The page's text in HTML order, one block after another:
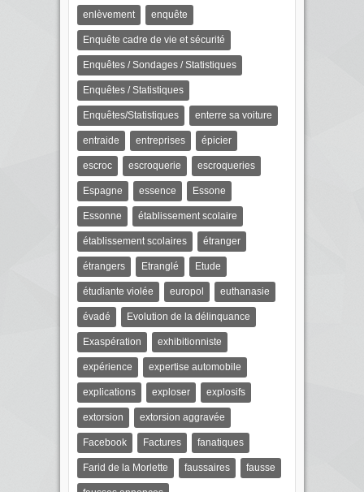
enlèvement enquête
Enquête cadre de vie et sécurité
Enquêtes / Sondages / Statistiques
Enquêtes / Statistiques
Enquêtes/Statistiques enterre sa voiture
entraide entreprises épicier
escroc escroquerie escroqueries
Espagne essence Essone
Essonne établissement scolaire
établissement scolaires étranger
étrangers Etranglé Etude
étudiante violée europol euthanasie
évadé Evolution de la délinquance
Exaspération exhibitionniste
expérience expertise automobile
explications exploser explosifs
extorsion extorsion aggravée
Facebook Factures fanatiques
Farid de la Morlette faussaires fausse